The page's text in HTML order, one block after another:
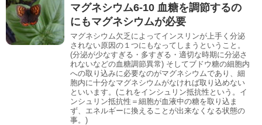
マグネシウム6-10 血糖を調節するの
にもマグネシウムが必要
マグネシウム欠乏によってインスリンが上手く分泌
されない原因の１つにもなってしまうということ。
(分泌が少なすぎる・多すぎる・適切な時期に分泌さ
れないなどの血糖調節異常) そしてブドウ糖の細胞内
への取り込みに必要なのがマグネシウムであり、細
胞内に十分なマグネシウムがなければ取り込めない
といいます。(これをインシュリン抵抗性という。イ
ンシュリン抵抗性＝細胞が血液中の糖を取り込ま
ず、エネルギーに換えることが出来なくなる状態の
事。)